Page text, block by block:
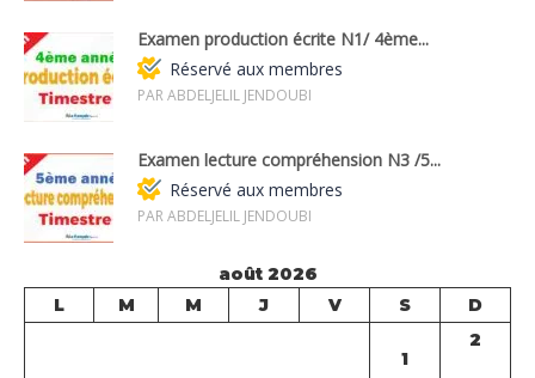
Examen production écrite N1/ 4ème...
Réservé aux membres
PAR ABDELJELIL JENDOUBI
Examen lecture compréhension N3 /5...
Réservé aux membres
PAR ABDELJELIL JENDOUBI
août 2026
L
M M J V S D
1
2